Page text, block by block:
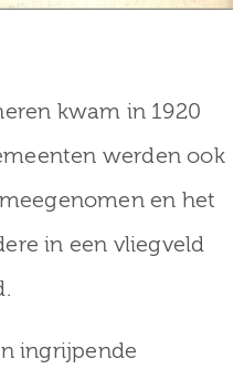
kwam in 1920
werden ook
en het
in een vliegveld
ingrijpende